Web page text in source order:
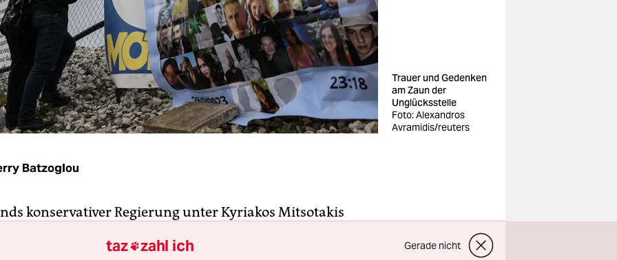
Trauer und Gedenken
am Zaun der
Unglücksstelle
Foto: Alexandros
Avramidis/reuters
Batzoglou
konservativer Regierung unter Kyriakos Mitsotakis
Chef der ehemals omnipotenten sozialdemokratischen
taz zahl ich Gerade nicht